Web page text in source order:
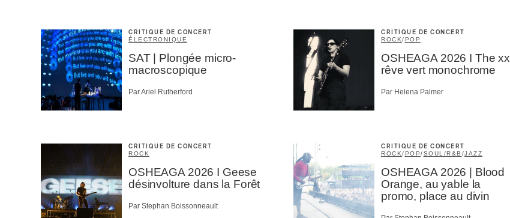
CRITIQUE DE CONCERT
ÉLECTRONIQUE
SAT | Plongée micro-
macroscopique
Par Ariel Rutherford
CRITIQUE DE CONCERT
ROCK/POP
OSHEAGA 2026 I The xx
rêve vert monochrome
Par Helena Palmer
CRITIQUE DE CONCERT
ROCK
OSHEAGA 2026 I Geese
désinvolture dans la Forêt
Par Stephan Boissonneault
CRITIQUE DE CONCERT
ROCK/POP/SOUL/R&B /JAZZ
OSHEAGA 2026 | Blood
Orange, au yable la
promo, place au divin